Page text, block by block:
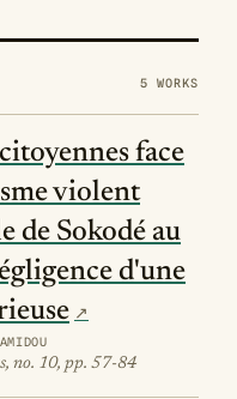
5 WORKS
face
violent
de Sokodé au
d'une
no. 10, pp. 57-84